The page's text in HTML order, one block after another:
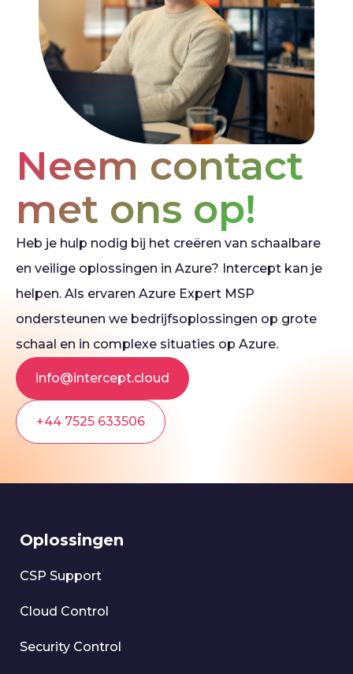
Neem contact
met ons op!
Heb je hulp nodig bij het creëren van schaalbare
en veilige oplossingen in Azure? Intercept kan je
helpen. Als ervaren Azure Expert MSP
ondersteunen we bedrijfsoplossingen op grote
schaal en in complexe situaties op Azure.
info@intercept.cloud
+44 7525 633506
Oplossingen
CSP Support
Cloud Control
Security Control